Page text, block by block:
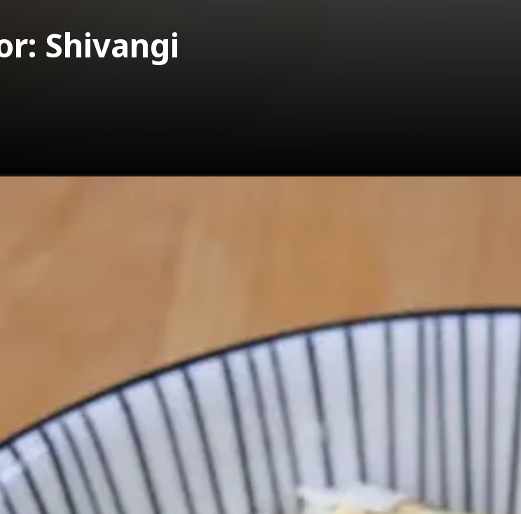
Shivangi